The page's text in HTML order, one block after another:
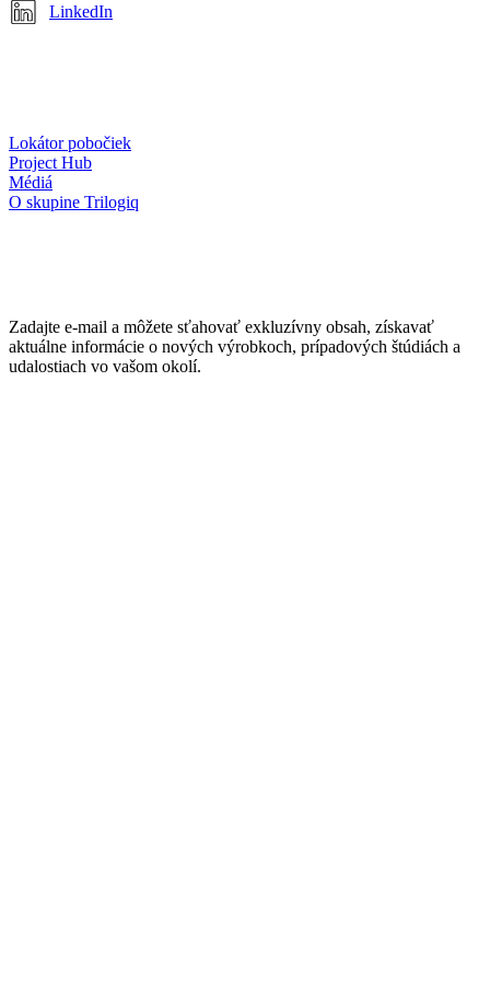
LinkedIn
Lokátor pobočiek
Project Hub
Médiá
O skupine Trilogiq
Zadajte e-mail a môžete sťahovať exkluzívny obsah, získavať
aktuálne informácie o nových výrobkoch, prípadových štúdiách a
udalostiach vo vašom okolí.